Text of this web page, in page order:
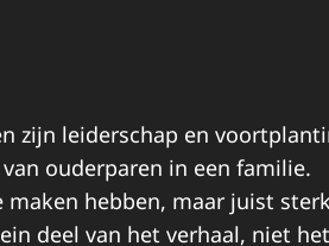
zijn leiderschap en
ouderparen in een familie.
hebben, maar juist
deel van het verhaal, niet